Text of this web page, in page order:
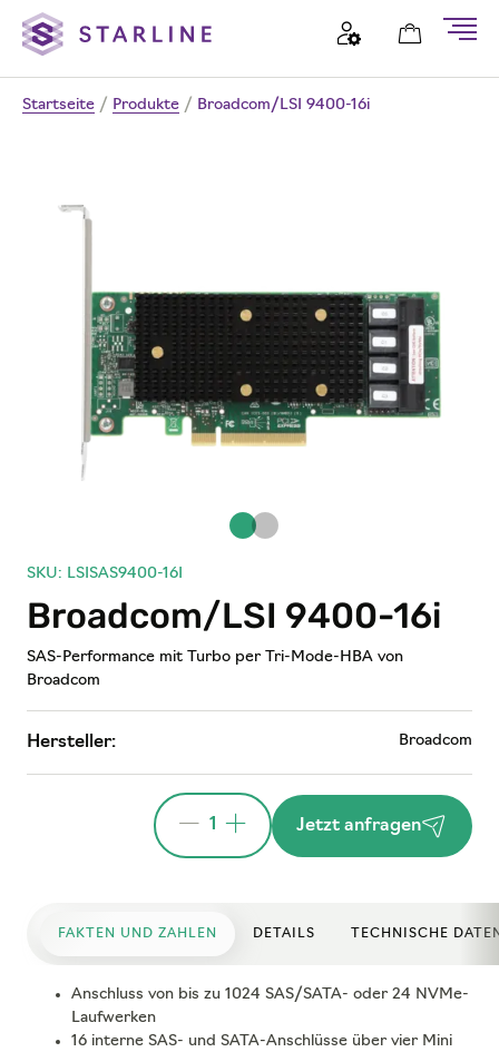
Startseite / Produkte / Broadcom/LSI 9400-16i
SKU: LSISAS9400-16I
Broadcom/LSI 9400-16i
SAS-Performance mit Turbo per Tri-Mode-HBA von
Broadcom
Hersteller: Broadcom
1 Jetzt anfragen
FAKTEN UND ZAHLEN DETAILS TECHNISCHE
Anschluss von bis zu 1024 SAS/SATA- oder 24 NVMe-
Laufwerken
16 interne SAS- und SATA-Anschlüsse über vier Mini